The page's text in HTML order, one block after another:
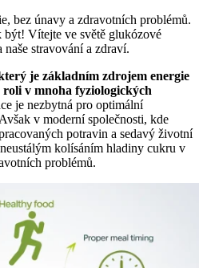
bez únavy a zdravotních problémů.
být! Vítejte ve světě glukózové
stravování a zdraví.
je základním zdrojem energie
v mnoha fyziologických
je nezbytná pro optimální
v moderní společnosti, kde
potravin a sedavý životní
kolísáním hladiny cukru v
problémů.